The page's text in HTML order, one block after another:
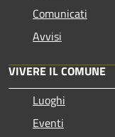
Comunicati
Avvisi
VIVERE IL COMUNE
Luoghi
Eventi